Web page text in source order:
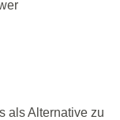
als Alternative zu